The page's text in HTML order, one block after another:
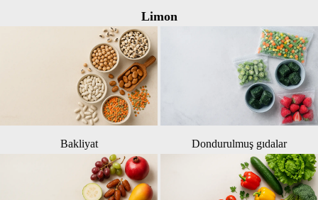
Limon
Bakliyat Dondurulmuş gıdalar